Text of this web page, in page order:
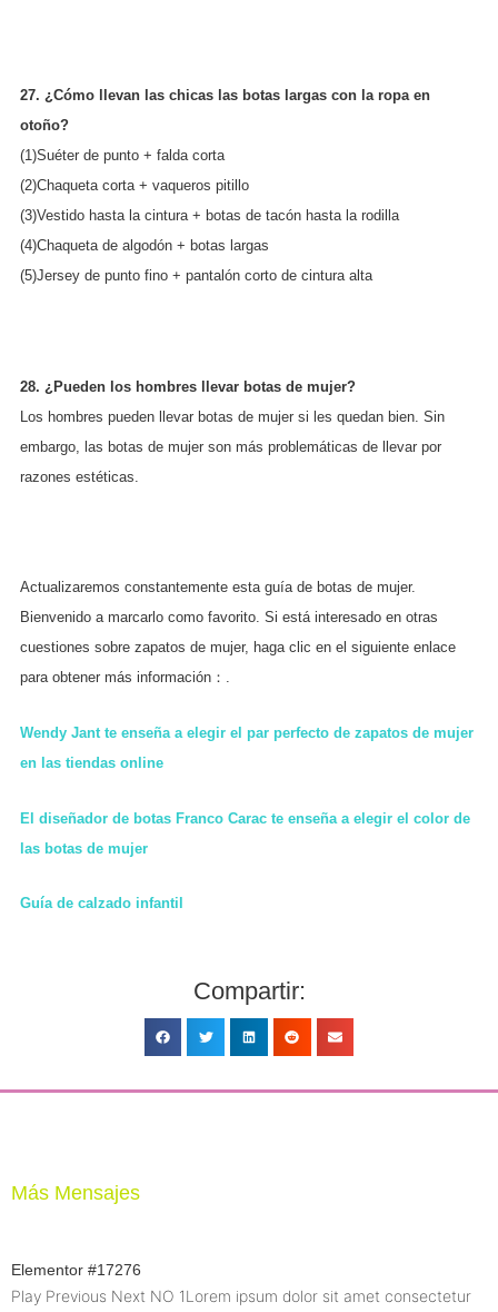
27. ¿Cómo llevan las chicas las botas largas con la ropa en
otoño?
(1)Suéter de punto + falda corta
(2)Chaqueta corta + vaqueros pitillo
(3)Vestido hasta la cintura + botas de tacón hasta la rodilla
(4)Chaqueta de algodón + botas largas
(5)Jersey de punto fino + pantalón corto de cintura alta
28. ¿Pueden los hombres llevar botas de mujer?
Los hombres pueden llevar botas de mujer si les quedan bien. Sin
embargo, las botas de mujer son más problemáticas de llevar por
razones estéticas.
Actualizaremos constantemente esta guía de botas de mujer.
Bienvenido a marcarlo como favorito. Si está interesado en otras
cuestiones sobre zapatos de mujer, haga clic en el siguiente enlace
para obtener más información：.
Wendy Jant te enseña a elegir el par perfecto de zapatos de mujer
en las tiendas online
El diseñador de botas Franco Carac te enseña a elegir el color de
las botas de mujer
Guía de calzado infantil
Compartir:
Más Mensajes
Elementor #17276
Play Previous Next NO 1Lorem ipsum dolor sit amet consectetur